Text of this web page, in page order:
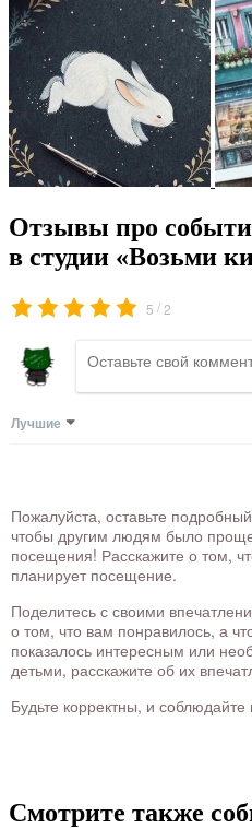
Отзывы про
в студии «Возьми
5 /2
Лучшие
Пожалуйста, оставьте
чтобы другим людям было
посещения! Расскажите о том,
планирует посещение.
Поделитесь с своими
о том, что вам понравилось, а
показалось интересным или
детьми, расскажите об их
Будьте корректны, и
Смотрите также